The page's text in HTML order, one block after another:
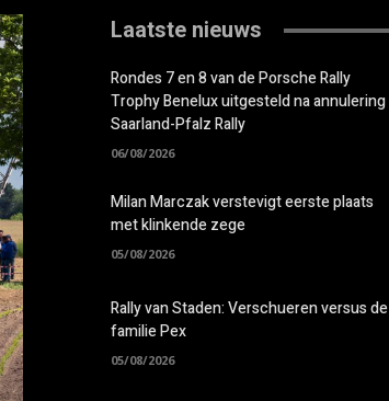
Laatste nieuws
Rondes 7 en 8 van de Porsche Rally
Trophy Benelux uitgesteld na annulering
Saarland-Pfalz Rally
06/08/2026
Milan Marczak verstevigt eerste plaats
met klinkende zege
05/08/2026
Rally van Staden: Verschueren versus de
familie Pex
05/08/2026